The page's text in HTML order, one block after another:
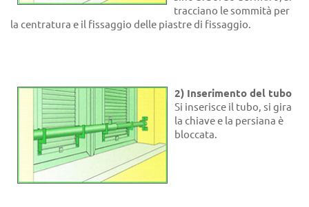
tracciano le sommità per
la centratura e il fissaggio delle piastre di fissaggio.
2) Inserimento del tubo
Si inserisce il tubo, si gira
la chiave e la persiana è
bloccata.